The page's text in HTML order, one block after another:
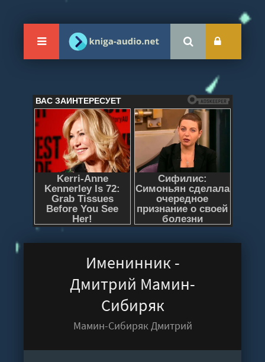
Именинник -
Дмитрий Мамин-
Сибиряк
Мамин-Сибиряк Дмитрий